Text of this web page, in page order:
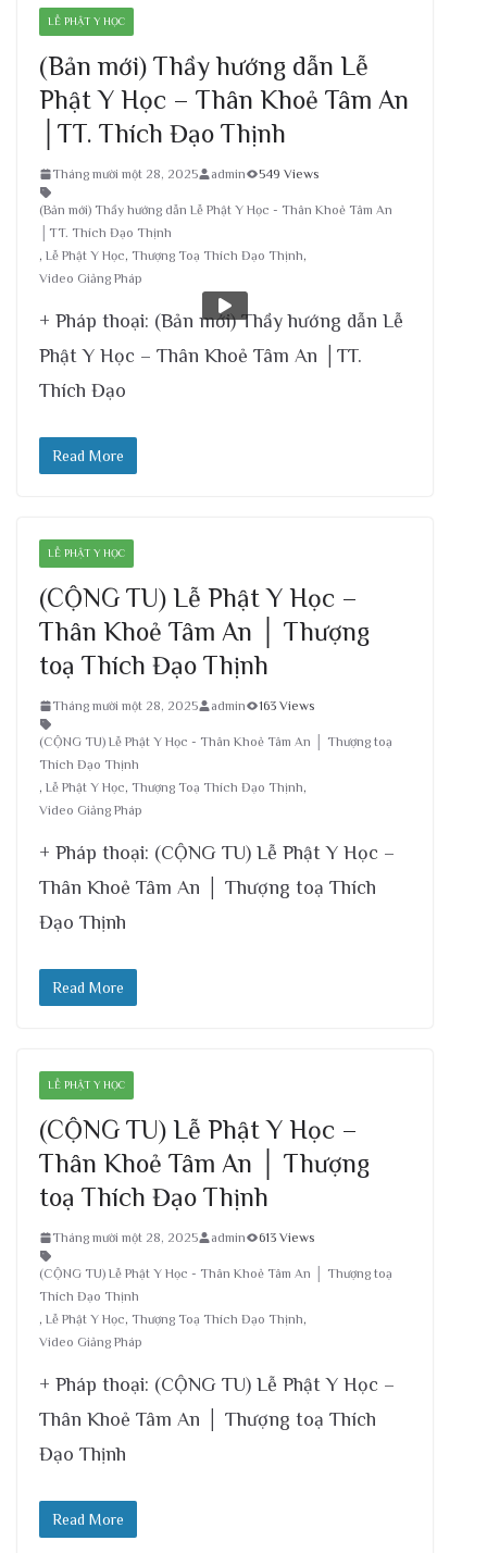
LỄ PHẬT Y HỌC
(Bản mới) Thầy hướng dẫn Lễ
Phật Y Học – Thân Khoẻ Tâm An
│TT. Thích Đạo Thịnh
Tháng mười một 28, 2025 admin 549 Views
(Bản mới) Thầy hướng dẫn Lễ Phật Y Học - Thân Khoẻ Tâm An
│TT. Thích Đạo Thịnh
, Lễ Phật Y Học, Thượng Toạ Thích Đạo Thịnh,
Video Giảng Pháp
+ Pháp thoại: (Bản mới) Thầy hướng dẫn Lễ
Phật Y Học – Thân Khoẻ Tâm An │TT.
Thích Đạo
Read More
LỄ PHẬT Y HỌC
(CỘNG TU) Lễ Phật Y Học –
Thân Khoẻ Tâm An │ Thượng
toạ Thích Đạo Thịnh
Tháng mười một 28, 2025 admin 163 Views
(CỘNG TU) Lễ Phật Y Học - Thân Khoẻ Tâm An │ Thượng toạ
Thích Đạo Thịnh
, Lễ Phật Y Học, Thượng Toạ Thích Đạo Thịnh,
Video Giảng Pháp
+ Pháp thoại: (CỘNG TU) Lễ Phật Y Học –
Thân Khoẻ Tâm An │ Thượng toạ Thích
Đạo Thịnh
Read More
LỄ PHẬT Y HỌC
(CỘNG TU) Lễ Phật Y Học –
Thân Khoẻ Tâm An │ Thượng
toạ Thích Đạo Thịnh
Tháng mười một 28, 2025 admin 613 Views
(CỘNG TU) Lễ Phật Y Học - Thân Khoẻ Tâm An │ Thượng toạ
Thích Đạo Thịnh
, Lễ Phật Y Học, Thượng Toạ Thích Đạo Thịnh,
Video Giảng Pháp
+ Pháp thoại: (CỘNG TU) Lễ Phật Y Học –
Thân Khoẻ Tâm An │ Thượng toạ Thích
Đạo Thịnh
Read More